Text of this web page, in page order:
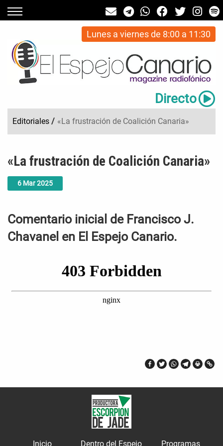
Lunes a viernes de 8:00 a 11:30
Directo
Editoriales / «La frustración de Coalición Canaria»
6 Mar2025
«La frustración de Coalición Canaria»
Comentario inicial de Francisco J.
Chavanel en El Espejo Canario.
Inicio Dentro del Espejo Programas